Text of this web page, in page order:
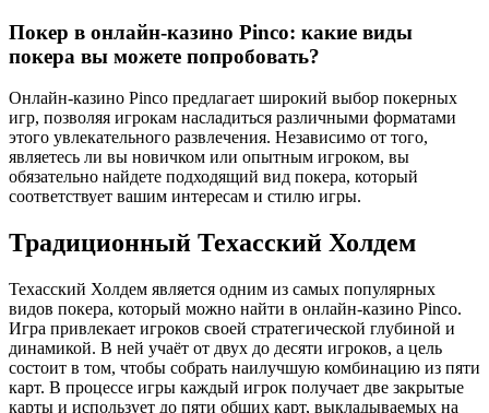
Покер в онлайн-казино Pinco: какие виды
покера вы можете попробовать?
Онлайн-казино Pinco предлагает широкий выбор покерных
игр, позволяя игрокам насладиться различными форматами
этого увлекательного развлечения. Независимо от того,
являетесь ли вы новичком или опытным игроком, вы
обязательно найдете подходящий вид покера, который
соответствует вашим интересам и стилю игры.
Традиционный Техасский Холдем
Техасский Холдем является одним из самых популярных
видов покера, который можно найти в онлайн-казино Pinco.
Игра привлекает игроков своей стратегической глубиной и
динамикой. В ней учаёт от двух до десяти игроков, а цель
состоит в том, чтобы собрать наилучшую комбинацию из пяти
карт. В процессе игры каждый игрок получает две закрытые
карты и использует до пяти общих карт, выкладываемых на